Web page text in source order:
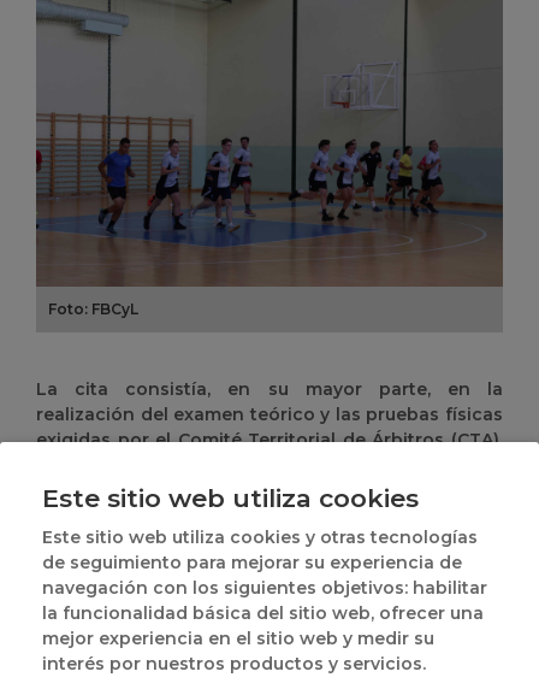
Foto: FBCyL
La cita consistía, en su mayor parte, en la
realización del examen teórico y las pruebas físicas
exigidas por el Comité Territorial de Árbitros (CTA).
las individuales como la imagen de familia en la
A su vez, el encuentro incluyó una charla dedicada
a la implantación de la nueva regla del 'saque
rápido', así como una puesta en común de los
criterios arbitrales a seguir durante toda la
temporada, con el objetivo de garantizar la
Este sitio web utiliza cookies
Este sitio web utiliza cookies y otras tecnologías
de seguimiento para mejorar su experiencia de
navegación con los siguientes objetivos: habilitar
la funcionalidad básica del sitio web, ofrecer una
mejor experiencia en el sitio web y medir su
interés por nuestros productos y servicios.